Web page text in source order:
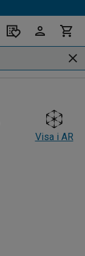
Visa i AR